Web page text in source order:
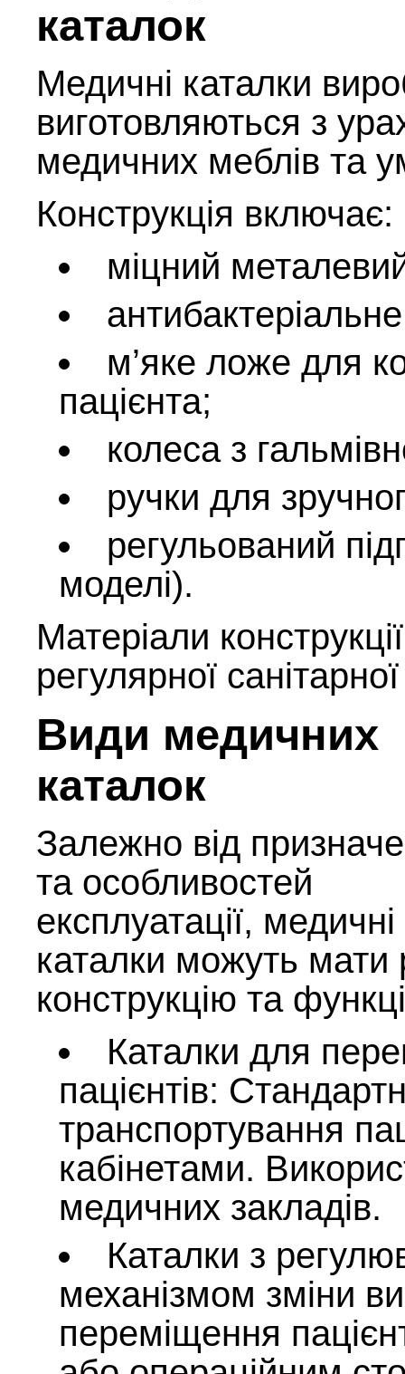
каталок
Медичні каталки
виготовляються з
медичних меблів та
Конструкція включає:
міцний
м’яке ложе для
пацієнта;
колеса з
ручки для
регульований
моделі).
Матеріали
регулярної
Види медичних
каталок
Залежно від
та особливостей
експлуатації, медичні
каталки можуть мати
конструкцію та
Каталки для
пацієнтів:
транспортування
кабінетами.
медичних закладів.
Каталки з
механізмом зміни
переміщення